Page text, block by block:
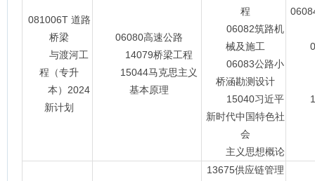
081006T 道路
桥梁
与渡河工
程（专升
本）2024
新计划
06080高速公路
14079桥梁工程
15044马克思主义
基本原理
程
06082筑路机
械及施工
06083公路小
桥涵勘测设计
15040习近平
新时代中国特色社
会
主义思想概论
13675供应链管理